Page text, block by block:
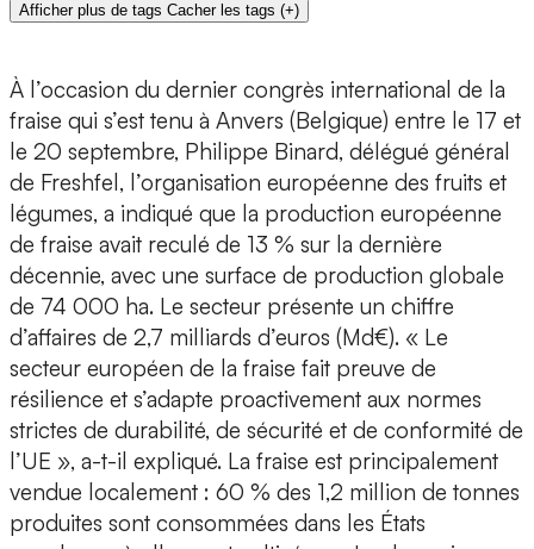
Afficher plus de tags Cacher les tags (+)
À l’occasion du dernier congrès international de la
fraise qui s’est tenu à Anvers (Belgique) entre le 17 et
le 20 septembre, Philippe Binard, délégué général
de Freshfel, l’organisation européenne des fruits et
légumes, a indiqué que la production européenne
de fraise avait reculé de 13 % sur la dernière
décennie, avec une surface de production globale
de 74 000 ha. Le secteur présente un chiffre
d’affaires de 2,7 milliards d’euros (Md€). « Le
secteur européen de la fraise fait preuve de
résilience et s’adapte proactivement aux normes
strictes de durabilité, de sécurité et de conformité de
l’UE », a-t-il expliqué. La fraise est principalement
vendue localement : 60 % des 1,2 million de tonnes
produites sont consommées dans les États